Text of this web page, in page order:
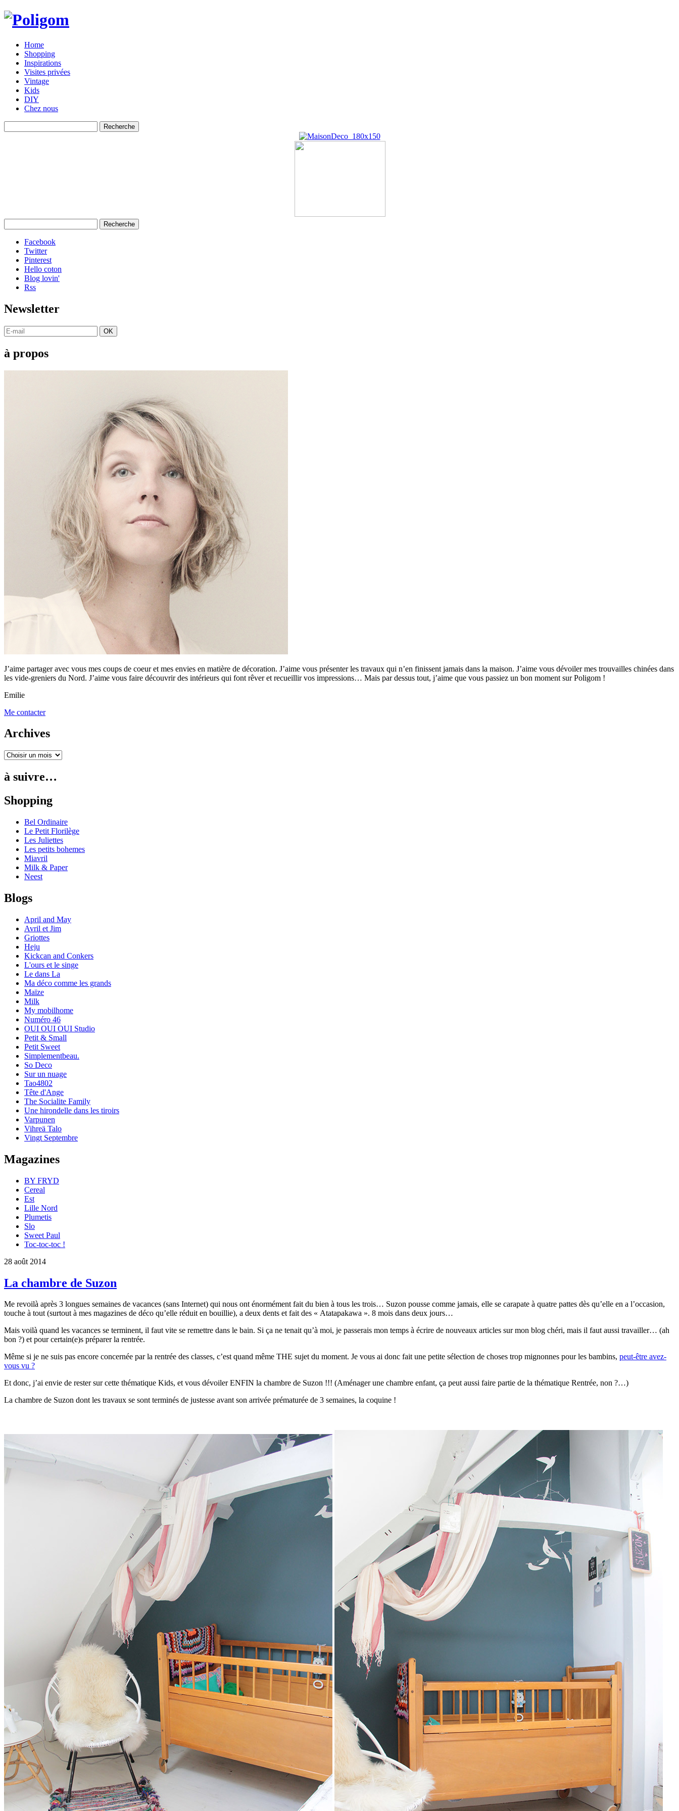
Home
Shopping
Inspirations
Visites privées
Vintage
Kids
DIY
Chez nous
Facebook
Twitter
Pinterest
Hello coton
Blog lovin'
Rss
Newsletter
OK
à propos
J’aime partager avec vous mes coups de coeur et mes envies en matière de décoration. J’aime vous présenter les travaux qui n’en finissent jamais dans la maison. J’aime vous dévoiler mes trouvailles chinées dans
les vide-greniers du Nord. J’aime vous faire découvrir des intérieurs qui font rêver et recueillir vos impressions… Mais par dessus tout, j’aime que vous passiez un bon moment sur Poligom !
Emilie
Me contacter
Archives
à suivre…
Shopping
Bel Ordinaire
Le Petit Florilège
Les Juliettes
Les petits bohemes
Miavril
Milk & Paper
Neest
Blogs
April and May
Avril et Jim
Griottes
Heju
Kickcan and Conkers
L'ours et le singe
Le dans La
Ma déco comme les grands
Maïze
Milk
My mobilhome
Numéro 46
OUI OUI OUI Studio
Petit & Small
Petit Sweet
Simplementbeau.
So Deco
Sur un nuage
Tao4802
Tête d'Ange
The Socialite Family
Une hirondelle dans les tiroirs
Varpunen
Vihreä Talo
Vingt Septembre
Magazines
BY FRYD
Cereal
Est
Lille Nord
Plumetis
Slo
Sweet Paul
Toc-toc-toc !
28 août 2014
La chambre de Suzon
Me revoilà après 3 longues semaines de vacances (sans Internet) qui nous ont énormément fait du bien à tous les trois… Suzon pousse comme jamais, elle se carapate à quatre pattes dès qu’elle en a l’occasion,
touche à tout (surtout à mes magazines de déco qu’elle réduit en bouillie), a deux dents et fait des « Atatapakawa ». 8 mois dans deux jours…
Mais voilà quand les vacances se terminent, il faut vite se remettre dans le bain. Si ça ne tenait qu’à moi, je passerais mon temps à écrire de nouveaux articles sur mon blog chéri, mais il faut aussi travailler… (ah
bon ?) et pour certain(e)s préparer la rentrée.
Même si je ne suis pas encore concernée par la rentrée des classes, c’est quand même THE sujet du moment. Je vous ai donc fait une petite sélection de choses trop mignonnes pour les bambins, peut-être avez-
vous vu ?
Et donc, j’ai envie de rester sur cette thématique Kids, et vous dévoiler ENFIN la chambre de Suzon !!! (Aménager une chambre enfant, ça peut aussi faire partie de la thématique Rentrée, non ?…)
La chambre de Suzon dont les travaux se sont terminés de justesse avant son arrivée prématurée de 3 semaines, la coquine !